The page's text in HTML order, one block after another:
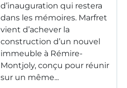
d’inauguration qui restera
dans les mémoires. Marfret
vient d’achever la
construction d’un nouvel
immeuble à Rémire-
Montjoly, conçu pour réunir
sur un même...